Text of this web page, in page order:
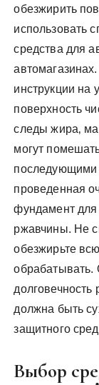
обезжирить
использовать
средства для
инструкции на
поверхность
следы жира‚
могут
последующими
проведенная
фундамент для
ржавчины. Не
обезжирьте
обрабатывать.
долговечность
должна быть
защитного
Выбор